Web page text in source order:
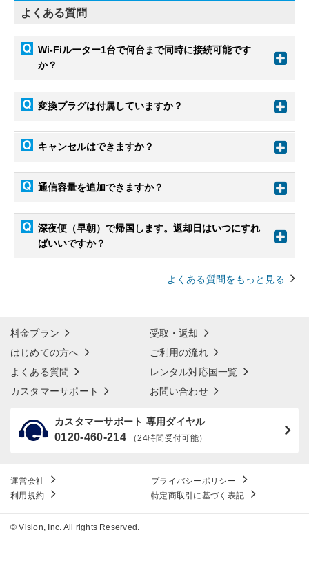
よくある質問
Wi-Fiルーター1台で何台まで同時に接続可能です
か？
変換プラグは付属していますか？
キャンセルはできますか？
通信容量を追加できますか？
深夜便（早朝）で帰国します。返却日はいつにすれ
ばいいですか？
よくある質問をもっと見る
料金プラン
受取・返却
はじめての方へ
ご利用の流れ
よくある質問
レンタル対応国一覧
カスタマーサポート
お問い合わせ
カスタマーサポート 専用ダイヤル
0120-460-214 （24時間受付可能）
運営会社
プライバシーポリシー
利用規約
特定商取引に基づく表記
© Vision, Inc. All rights Reserved.